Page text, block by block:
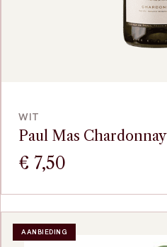
WIT
Paul Mas Chardonnay
€ 7,50
AANBIEDING